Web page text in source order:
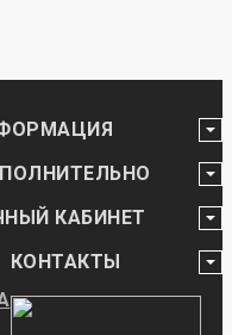
КАБИНЕТ
КОНТАКТЫ